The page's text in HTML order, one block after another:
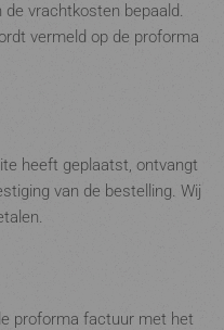
vrachtkosten bepaald.
vermeld op de proforma
heeft geplaatst, ontvangt
van de bestelling. Wij
proforma factuur met het